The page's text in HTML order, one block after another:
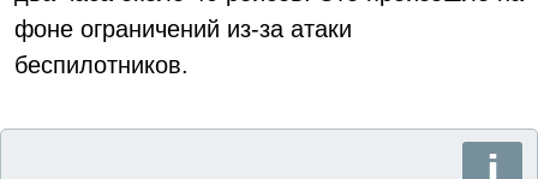
фоне ограничений из-за атаки
беспилотников.